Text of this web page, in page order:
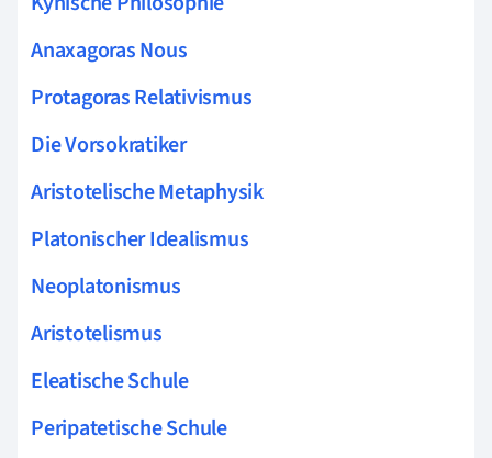
Anaxagoras Nous
Protagoras Relativismus
Die Vorsokratiker
Aristotelische Metaphysik
Platonischer Idealismus
Neoplatonismus
Aristotelismus
Eleatische Schule
Peripatetische Schule